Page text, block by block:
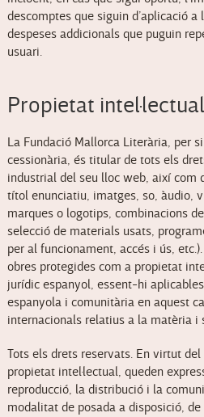
descomptes que siguin d’aplicació a
despeses addicionals que puguin
usuari.
Propietat
La Fundació Mallorca Literària, per
cessionària, és titular de tots els
industrial del seu lloc web, així com
títol enunciatiu, imatges, so, àudio,
marques o logotips, combinacions
selecció de materials usats,
per al funcionament, accés i ús,
obres protegides com a propietat
jurídic espanyol, essent-hi
espanyola i comunitària en aquest
internacionals relatius a la matèria i
Tots els drets reservats. En virtut
propietat intel·lectual, queden
reproducció, la distribució i la
modalitat de posada a disposició,